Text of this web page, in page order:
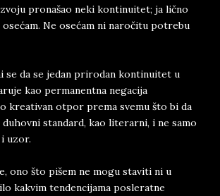
pronašao neki kontinuitet; ja lično
Ne osećam ni naročitu potrebu
se da se jedan prirodan kontinuitet u
kao permanentna negacija
kreativan otpor prema svemu što bi da
duhovni standard, kao literarni, i ne samo
uzor.
ono što pišem ne mogu staviti ni u
kakvim tendencijama posleratne